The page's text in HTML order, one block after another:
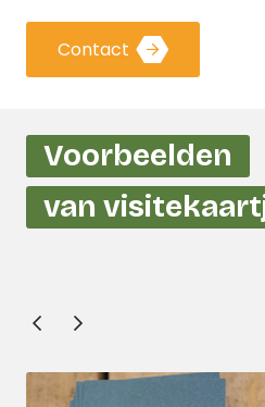
Contact
Voorbeelden
van